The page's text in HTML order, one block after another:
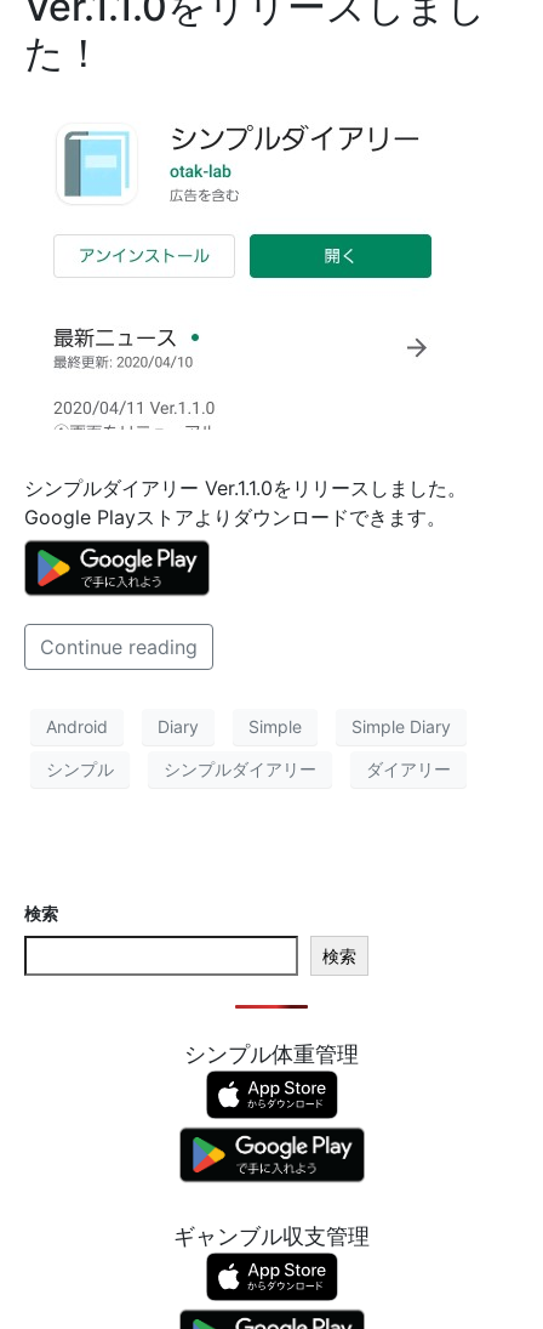
た！
シンプルダイアリー Ver.1.1.0をリリースしました。
Google Playストアよりダウンロードできます。
Continue reading
Android Diary Simple Simple Diary
シンプル シンプルダイアリー ダイアリー
検索
検索
シンプル体重管理
ギャンブル収支管理